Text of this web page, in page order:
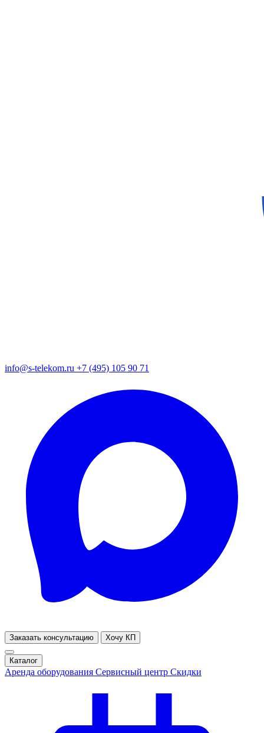
info@s-telekom.ru +7 (495) 105 90 71
Заказать консультацию Хочу КП
Каталог
Аренда оборудования Сервисный центр Скидки